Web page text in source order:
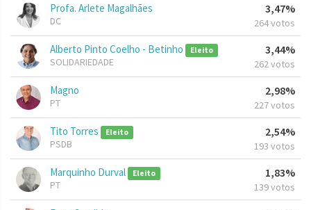
Profa. Arlete Magalhães
DC
3,47%
264 votos
Alberto Pinto Coelho - Betinho Eleito
SOLIDARIEDADE
3,44%
262 votos
Magno
PT
2,98%
227 votos
Tito Torres Eleito
PSDB
2,54%
193 votos
Marquinho Durval Eleito
PT
1,83%
139 votos